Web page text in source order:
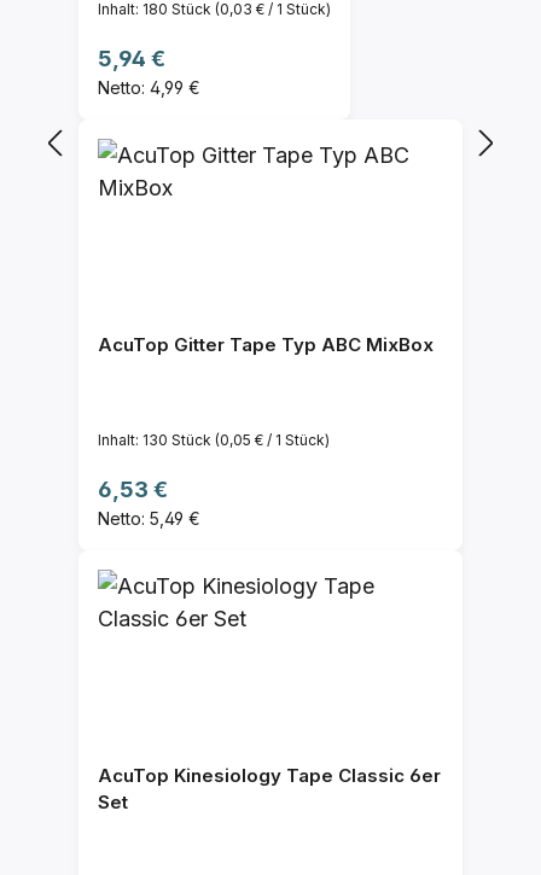
Inhalt: 180 Stück (0,03 € / 1 Stück)
Regulärer Preis:
5,94 €
Netto: 4,99 €
AcuTop Gitter Tape Typ ABC MixBox
Inhalt: 130 Stück (0,05 € / 1 Stück)
Regulärer Preis:
6,53 €
Netto: 5,49 €
AcuTop Kinesiology Tape Classic 6er
Set